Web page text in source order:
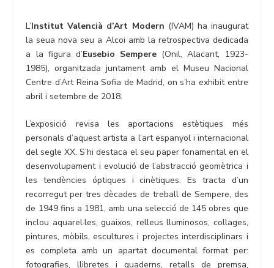
L’Institut Valencià d’Art Modern (IVAM) ha inaugurat
la seua nova seu a Alcoi amb la retrospectiva dedicada
a la figura d’Eusebio Sempere (Onil, Alacant, 1923-
1985), organitzada juntament amb el Museu Nacional
Centre d’Art Reina Sofia de Madrid, on s’ha exhibit entre
abril i setembre de 2018.
L’exposició revisa les aportacions estètiques més
personals d’aquest artista a l’art espanyol i internacional
del segle XX. S’hi destaca el seu paper fonamental en el
desenvolupament i evolució de l’abstracció geomètrica i
les tendències óptiques i cinètiques. Es tracta d’un
recorregut per tres dècades de treball de Sempere, des
de 1949 fins a 1981, amb una selecció de 145 obres que
inclou aquarel·les, guaixos, relleus lluminosos, collages,
pintures, mòbils, escultures i projectes interdisciplinars i
es completa amb un apartat documental format per:
fotografies, llibretes i quaderns, retalls de premsa,